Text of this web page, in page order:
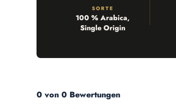
SORTE
100 % Arabica,
Single Origin
0 von 0 Bewertungen